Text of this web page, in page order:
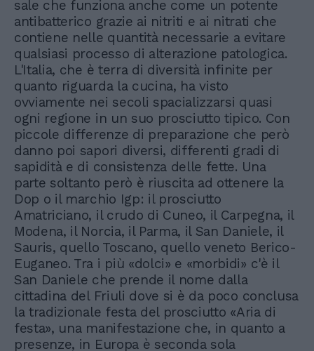
sale che funziona anche come un potente
antibatterico grazie ai nitriti e ai nitrati che
contiene nelle quantità necessarie a evitare
qualsiasi processo di alterazione patologica.
L'Italia, che è terra di diversità infinite per
quanto riguarda la cucina, ha visto
ovviamente nei secoli spacializzarsi quasi
ogni regione in un suo prosciutto tipico. Con
piccole differenze di preparazione che però
danno poi sapori diversi, differenti gradi di
sapidità e di consistenza delle fette. Una
parte soltanto però è riuscita ad ottenere la
Dop o il marchio Igp: il prosciutto
Amatriciano, il crudo di Cuneo, il Carpegna, il
Modena, il Norcia, il Parma, il San Daniele, il
Sauris, quello Toscano, quello veneto Berico-
Euganeo. Tra i più «dolci» e «morbidi» c'è il
San Daniele che prende il nome dalla
cittadina del Friuli dove si è da poco conclusa
la tradizionale festa del prosciutto «Aria di
festa», una manifestazione che, in quanto a
presenze, in Europa è seconda sola